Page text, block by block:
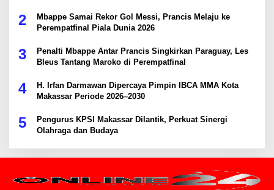
2
Mbappe Samai Rekor Gol Messi, Prancis Melaju ke
Perempatfinal Piala Dunia 2026
3
Penalti Mbappe Antar Prancis Singkirkan Paraguay, Les
Bleus Tantang Maroko di Perempatfinal
4
H. Irfan Darmawan Dipercaya Pimpin IBCA MMA Kota
Makassar Periode 2026–2030
5
Pengurus KPSI Makassar Dilantik, Perkuat Sinergi
Olahraga dan Budaya